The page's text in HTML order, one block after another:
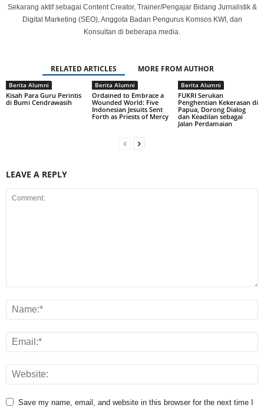
Sekarang aktif sebagai Content Creator, Trainer/Pengajar Bidang Jurnalistik &
Digital Marketing (SEO), Anggota Badan Pengurus Komsos KWI, dan
Konsultan di beberapa media.
RELATED ARTICLES MORE FROM AUTHOR
Berita Alumni
Kisah Para Guru Perintis
di Bumi Cendrawasih
Berita Alumni
Ordained to Embrace a
Wounded World: Five
Indonesian Jesuits Sent
Forth as Priests of Mercy
Berita Alumni
FUKRI Serukan
Penghentian Kekerasan di
Papua, Dorong Dialog
dan Keadilan sebagai
Jalan Perdamaian
LEAVE A REPLY
Save my name, email, and website in this browser for the next time I